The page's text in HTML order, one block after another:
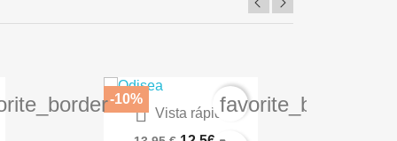
 Vista rápida
Angel Sanctuary 03 De 10
-10% favorite_border